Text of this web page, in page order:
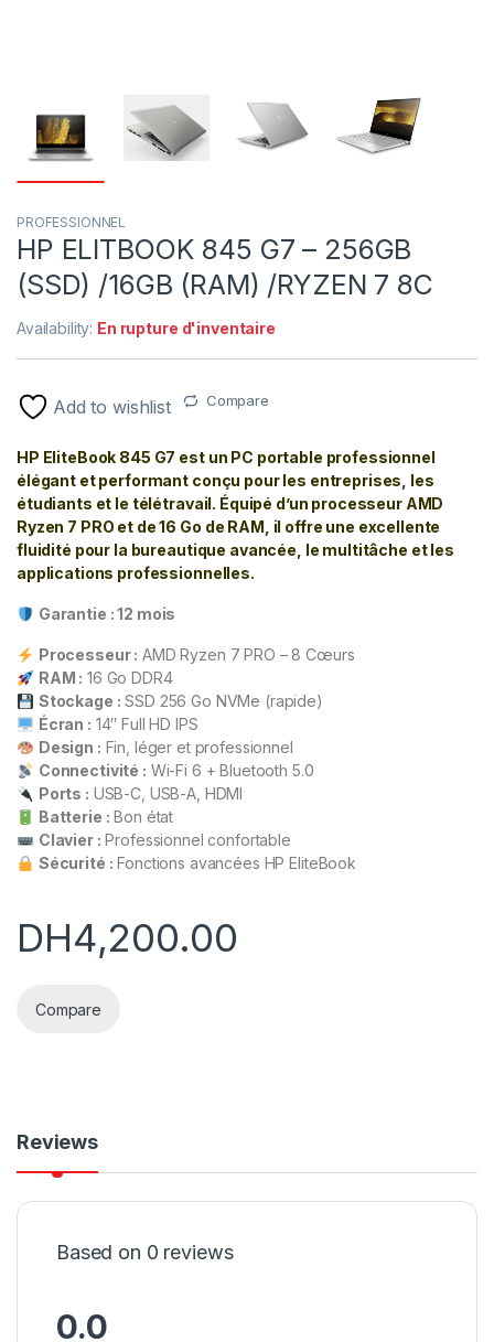
PROFESSIONNEL
HP ELITBOOK 845 G7 – 256GB
(SSD) /16GB (RAM) /RYZEN 7 8C
Availability: En rupture d'inventaire
Add to wishlist Compare
HP EliteBook 845 G7 est un PC portable professionnel
élégant et performant conçu pour les entreprises, les
étudiants et le télétravail. Équipé d’un processeur AMD
Ryzen 7 PRO et de 16 Go de RAM, il offre une excellente
fluidité pour la bureautique avancée, le multitâche et les
applications professionnelles.
Garantie : 12 mois
Processeur : AMD Ryzen 7 PRO – 8 Cœurs
RAM : 16 Go DDR4
Stockage : SSD 256 Go NVMe (rapide)
Écran : 14″ Full HD IPS
Design : Fin, léger et professionnel
Connectivité : Wi-Fi 6 + Bluetooth 5.0
Ports : USB-C, USB-A, HDMI
Batterie : Bon état
Clavier : Professionnel confortable
Sécurité : Fonctions avancées HP EliteBook
DH4,200.00
Compare
Reviews
Based on 0 reviews
0.0